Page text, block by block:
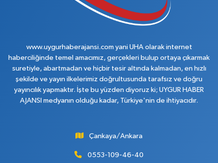
www.uygurhaberajansi.com yani UHA olarak internet
haberciliğinde temel amacımız, gerçekleri bulup ortaya çıkarmak
suretiyle, abartmadan ve hiçbir tesir altında kalmadan, en hızlı
şekilde ve yayın ilkelerimiz doğrultusunda tarafsız ve doğru
yayıncılık yapmaktır. İşte bu yüzden diyoruz ki; UYGUR HABER
AJANSI medyanın olduğu kadar, Türkiye'nin de ihtiyacıdır.
Çankaya/Ankara
0553-109-46-40